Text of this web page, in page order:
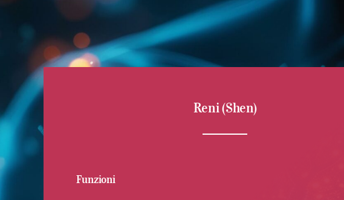
Reni (Shen)
Funzioni